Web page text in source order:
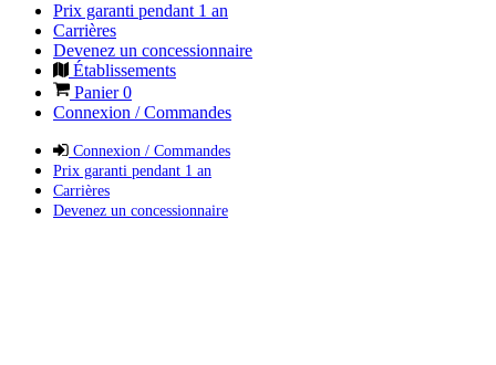
Prix garanti pendant 1 an
Carrières
Devenez un concessionnaire
Établissements
Panier0
Connexion / Commandes
Connexion / Commandes
Prix garanti pendant 1 an
Carrières
Devenez un concessionnaire